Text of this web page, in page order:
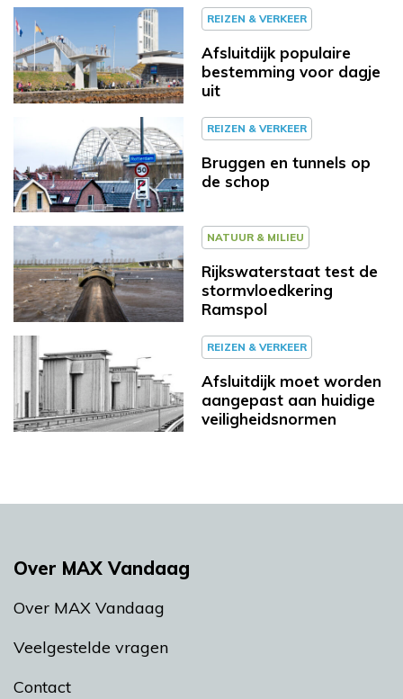
REIZEN & VERKEER
Afsluitdijk populaire
bestemming voor dagje
uit
REIZEN & VERKEER
Bruggen en tunnels op
de schop
NATUUR & MILIEU
Rijkswaterstaat test de
stormvloedkering
Ramspol
REIZEN & VERKEER
Afsluitdijk moet worden
aangepast aan huidige
veiligheidsnormen
Over MAX Vandaag
Over MAX Vandaag
Veelgestelde vragen
Contact